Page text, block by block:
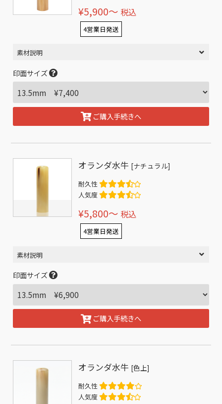
¥5,900〜 税込
4営業日発送
素材説明
印面サイズ
ご購入手続きへ
オランダ水牛 [ナチュラル]
耐久性
人気度
¥5,800〜 税込
4営業日発送
素材説明
印面サイズ
ご購入手続きへ
オランダ水牛 [色上]
耐久性
人気度